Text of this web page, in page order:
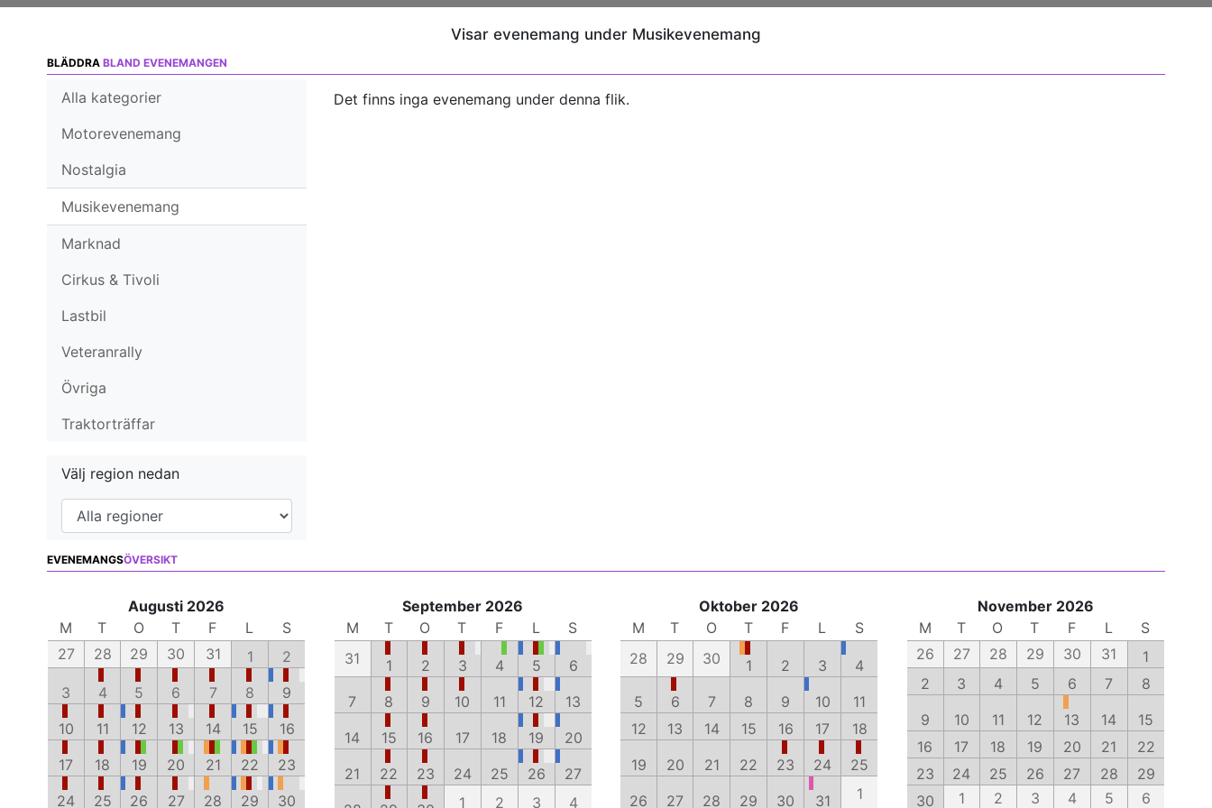
Visar evenemang under Musikevenemang
BLÄDDRA BLAND EVENEMANGEN
Alla kategorier
Motorevenemang
Nostalgia
Musikevenemang
Marknad
Cirkus & Tivoli
Lastbil
Veteranrally
Övriga
Traktorträffar
Välj region nedan
Det finns inga evenemang under denna flik.
EVENEMANGSÖVERSIKT
Augusti 2026
M
T O T F L
S
27
28 29 30 31 1
2
3
4 5 6 7 8
9
10
11 12 13 14 15
16
17
18 19 20 21 22
23
24
25 26 27 28 29 30
September 2026
M
T O T F L
S
31
1 2 3 4 5
6
7
8 9 10 11 12
13
14
15 16 17 18 19
20
21
22 23 24 25 26
27
1 2 3 4
Oktober 2026
M
T O T F L
S
28
29 30 1 2 3
4
5
6 7 8 9 10
11
12
13 14 15 16 17
18
19
20 21 22 23 24
25
26
27 28 29 30 31 1
November 2026
M
T O T F L
S
26
27 28 29 30 31
1
2
3 4 5 6 7
8
9
10 11 12 13 14
15
16
17 18 19 20 21
22
23
24 25 26 27 28
29
30
1 2 3 4 5 6